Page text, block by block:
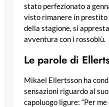
stato perfezionato a
visto rimanere in prestito
della stagione, si
avventura con i rossoblù.
Le parole di
Mikael Ellertsson ha
sensazioni riguardo al
capoluogo ligure: “Per